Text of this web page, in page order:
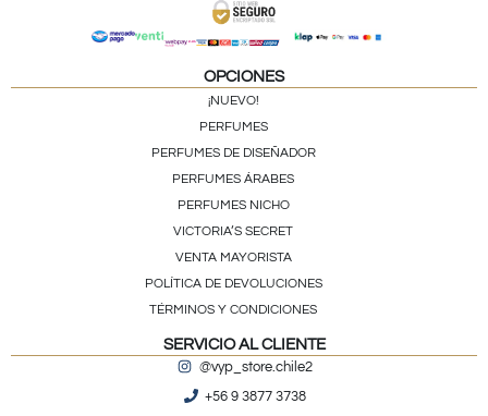
OPCIONES
¡NUEVO!
PERFUMES
PERFUMES DE DISEÑADOR
PERFUMES ÁRABES
PERFUMES NICHO
VICTORIA’S SECRET
VENTA MAYORISTA
POLÍTICA DE DEVOLUCIONES
TÉRMINOS Y CONDICIONES
SERVICIO AL CLIENTE
@vyp_store.chile2
+56 9 3877 3738